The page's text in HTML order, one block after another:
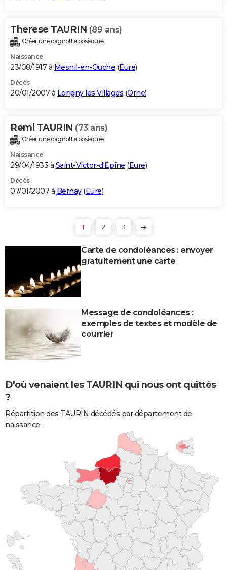
Therese TAURIN (89 ans)
Créer une cagnotte obsèques
Naissance
23/08/1917 à Mesnil-en-Ouche (Eure)
Décès
20/01/2007 à Longny les Villages (Orne)
Remi TAURIN (73 ans)
Créer une cagnotte obsèques
Naissance
29/04/1933 à Saint-Victor-d'Épine (Eure)
Décès
07/01/2007 à Bernay(Eure)
1 2 3
Carte de condoléances : envoyer
gratuitement une carte
Message de condoléances :
exemples de textes et modèle de
courrier
D'où venaient les TAURIN qui nous ont quittés
?
Répartition des TAURIN décédés par département de
naissance.